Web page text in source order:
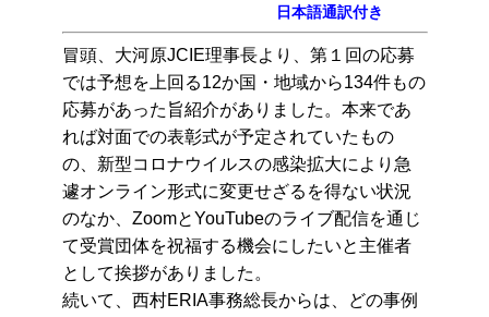
日本語通訳付き
冒頭、大河原JCIE理事長より、第１回の応募
では予想を上回る12か国・地域から134件もの
応募があった旨紹介がありました。本来であ
れば対面での表彰式が予定されていたもの
の、新型コロナウイルスの感染拡大により急
遽オンライン形式に変更せざるを得ない状況
のなか、ZoomとYouTubeのライブ配信を通じ
て受賞団体を祝福する機会にしたいと主催者
として挨拶がありました。
続いて、西村ERIA事務総長からは、どの事例